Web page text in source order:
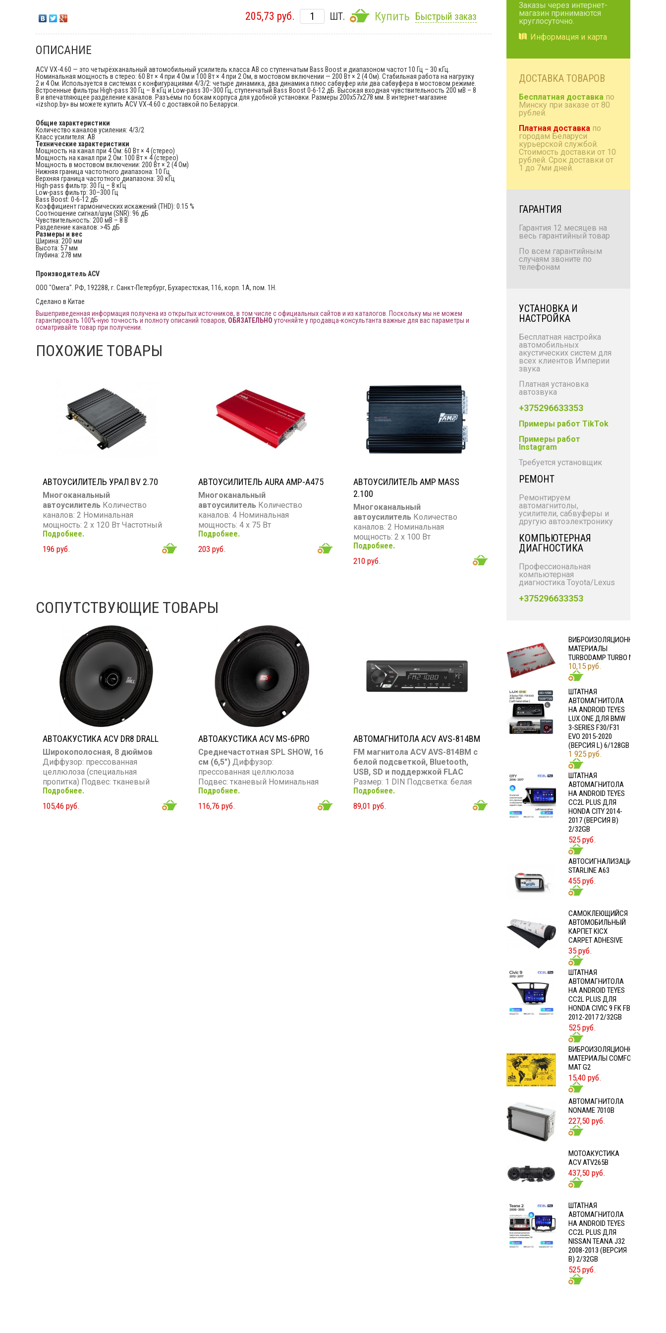
205,73 руб. ШТ. Купить Быстрый заказ
ОПИСАНИЕ
ACV VX-4.60 — это четырёхканальный автомобильный усилитель класса AB со ступенчатым Bass Boost и диапазоном частот 10 Гц – 30 кГц.
Номинальная мощность в стерео: 60 Вт × 4 при 4 Ом и 100 Вт × 4 при 2 Ом, в мостовом включении — 200 Вт × 2 (4 Ом). Стабильная работа на нагрузку
2 и 4 Ом. Используется в системах с конфигурациями 4/3/2: четыре динамика, два динамика плюс сабвуфер или два сабвуфера в мостовом режиме.
Встроенные фильтры High-pass 30 Гц – 8 кГц и Low-pass 30–300 Гц, ступенчатый Bass Boost 0-6-12 дБ. Высокая входная чувствительность 200 мВ – 8
В и впечатляющее разделение каналов. Разъёмы по бокам корпуса для удобной установки. Размеры 200x57x278 мм. В интернет-магазине
«izshop.by» вы можете купить ACV VX-4.60 с доставкой по Беларуси.
Общие характеристики
Количество каналов усиления: 4/3/2
Класс усилителя: AB
Технические характеристики
Мощность на канал при 4 Ом: 60 Вт × 4 (стерео)
Мощность на канал при 2 Ом: 100 Вт × 4 (стерео)
Мощность в мостовом включении: 200 Вт × 2 (4 Ом)
Нижняя граница частотного диапазона: 10 Гц
Верхняя граница частотного диапазона: 30 кГц
High-pass фильтр: 30 Гц – 8 кГц
Low-pass фильтр: 30–300 Гц
Bass Boost: 0-6-12 дБ
Коэффициент гармонических искажений (THD): 0.15 %
Соотношение сигнал/шум (SNR): 96 дБ
Чувствительность: 200 мВ – 8 В
Разделение каналов: >45 дБ
Размеры и вес
Ширина: 200 мм
Высота: 57 мм
Глубина: 278 мм
ПроизводительACV
ООО "Омега". РФ, 192288, г. Санкт-Петербург, Бухарестская, 116, корп. 1А, пом. 1Н.
Сделано в Китае
Вышеприведенная информация получена из открытых источников, в том числе с официальных сайтов и из каталогов. Поскольку мы не можем
гарантировать 100%-ную точность и полноту описаний товаров, ОБЯЗАТЕЛЬНО уточняйте у продавца-консультанта важные для вас параметры и
осматривайте товар при получении.
ПОХОЖИЕ ТОВАРЫ
АВТОУСИЛИТЕЛЬ УРАЛ BV 2.70
Многоканальный
автоусилитель Количество
каналов: 2 Номинальная
мощность: 2 х 120 Вт Частотный
диапазон: 10 - 60 000 Гц
Подробнее.
196 руб.
АВТОУСИЛИТЕЛЬ AURA AMP-A475
Многоканальный
автоусилитель Количество
каналов: 4 Номинальная
мощность: 4 х 75 Вт
Максимальная мощность: 4 х 95
Вт Частотный диапазон: 20 - 20
000 Гц Сопротивление: 4 Ом
Подробнее.
203 руб.
АВТОУСИЛИТЕЛЬ AMP MASS
2.100
Многоканальный
автоусилитель Количество
каналов: 2 Номинальная
мощность: 2 х 100 Вт
Максимальная мощность: 2 х 140
Вт Частотный диапазон: 32 - 8 000
Гц Сопротивление: 4 Ом
Подробнее.
210 руб.
СОПУТСТВУЮЩИЕ ТОВАРЫ
АВТОАКУСТИКА ACV DR8 DRALL
Широкополосная, 8 дюймов
Диффузор: прессованная
целлюлоза (специальная
пропитка) Подвес: тканевый
Номинальная мощность: 100 Вт
(RMS) Максимальная мощность:
300 Вт Диапазон частот: 70 – 18
Подробнее.
105,46 руб.
АВТОАКУСТИКА ACV MS-6PRO
Среднечастотная SPL SHOW, 16
см (6,5″)Диффузор:
прессованная целлюлоза
Подвес: тканевый Номинальная
мощность: 150 Вт (RMS)
Максимальная мощность: 300 Вт
Диапазон частот: 110 – 15 000 Гц
Подробнее.
116,76 руб.
АВТОМАГНИТОЛА ACV AVS-814BM
FM магнитола ACV AVS-814BM с
белой подсветкой, Bluetooth,
USB, SD и поддержкой FLAC
Размер: 1 DIN Подсветка: белая
Съемная панель: нет
CD/MP3/FLAC: нет/есть/есть
Экран: VA LCD USB: есть SD карта:
Подробнее.
89,01 руб.
Коробки/проставки/
полки
Антенны радио и TV
Домашняя акустика
Аксессуары
Заказы через интернет-
магазин принимаются
круглосуточно.
Информация и карта
ДОСТАВКА ТОВАРОВ
Бесплатная доставка по
Минску при заказе от 80
рублей.
Платная доставка по
городам Беларуси
курьерской службой.
Стоимость доставки от 10
рублей. Срок доставки от
1 до 7ми дней.
ГАРАНТИЯ
Гарантия 12 месяцев на
весь гарантийный товар
По всем гарантийным
случаям звоните по
телефонам
УСТАНОВКА И
НАСТРОЙКА
Бесплатная настройка
автомобильных
акустических систем для
всех клиентов Империи
звука
Платная установка
автозвука
+375296633353
Примеры работ TikTok
Примеры работ
Instagram
Требуется установщик
РЕМОНТ
Ремонтируем
автомагнитолы,
усилители, сабвуферы и
другую автоэлектронику
КОМПЬЮТЕРНАЯ
ДИАГНОСТИКА
Профессиональная
компьютерная
диагностика Toyota/Lexus
+375296633353
ВИБРОИЗОЛЯЦИОННЫЕ
МАТЕРИАЛЫ
TURBODAMP TURBO M2
10,15 руб.
ШТАТНАЯ
АВТОМАГНИТОЛА
НА ANDROID TEYES
LUX ONE ДЛЯ BMW
3-SERIES F30/F31
EVO 2015-2020
(ВЕРСИЯ L) 6/128GB
1 925 руб.
ШТАТНАЯ
АВТОМАГНИТОЛА
НА ANDROID TEYES
CC2L PLUS ДЛЯ
HONDA CITY 2014-
2017 (ВЕРСИЯ B)
2/32GB
525 руб.
АВТОСИГНАЛИЗАЦИЯ
STARLINE A63
455 руб.
CАМОКЛЕЮЩИЙСЯ
АВТОМОБИЛЬНЫЙ
КАРПЕТ KICX
CARPET ADHESIVE
35 руб.
ШТАТНАЯ
АВТОМАГНИТОЛА
НА ANDROID TEYES
CC2L PLUS ДЛЯ
HONDA CIVIC 9 FK FB
2012-2017 2/32GB
525 руб.
ВИБРОИЗОЛЯЦИОННЫЕ
МАТЕРИАЛЫ COMFORT
MAT G2
15,40 руб.
АВТОМАГНИТОЛА
NONAME 7010B
227,50 руб.
МОТОАКУСТИКА
ACV ATV265B
437,50 руб.
ШТАТНАЯ
АВТОМАГНИТОЛА
НА ANDROID TEYES
CC2L PLUS ДЛЯ
NISSAN TEANA J32
2008-2013 (ВЕРСИЯ
B) 2/32GB
525 руб.